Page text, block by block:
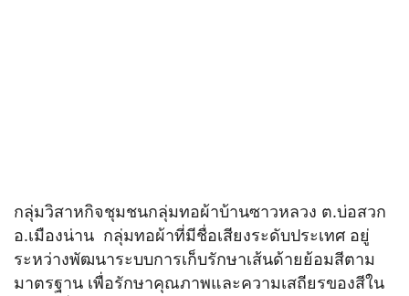
กลุ่มวิสาหกิจชุมชนกลุ่มทอผ้าบ้านซาวหลวง ต.บ่อสวก
อ.เมืองน่าน กลุ่มทอผ้าที่มีชื่อเสียงระดับประเทศ อยู่
ระหว่างพัฒนาระบบการเก็บรักษาเส้นด้ายย้อมสีตาม
มาตรฐาน เพื่อรักษาคุณภาพและความเสถียรของสีใน